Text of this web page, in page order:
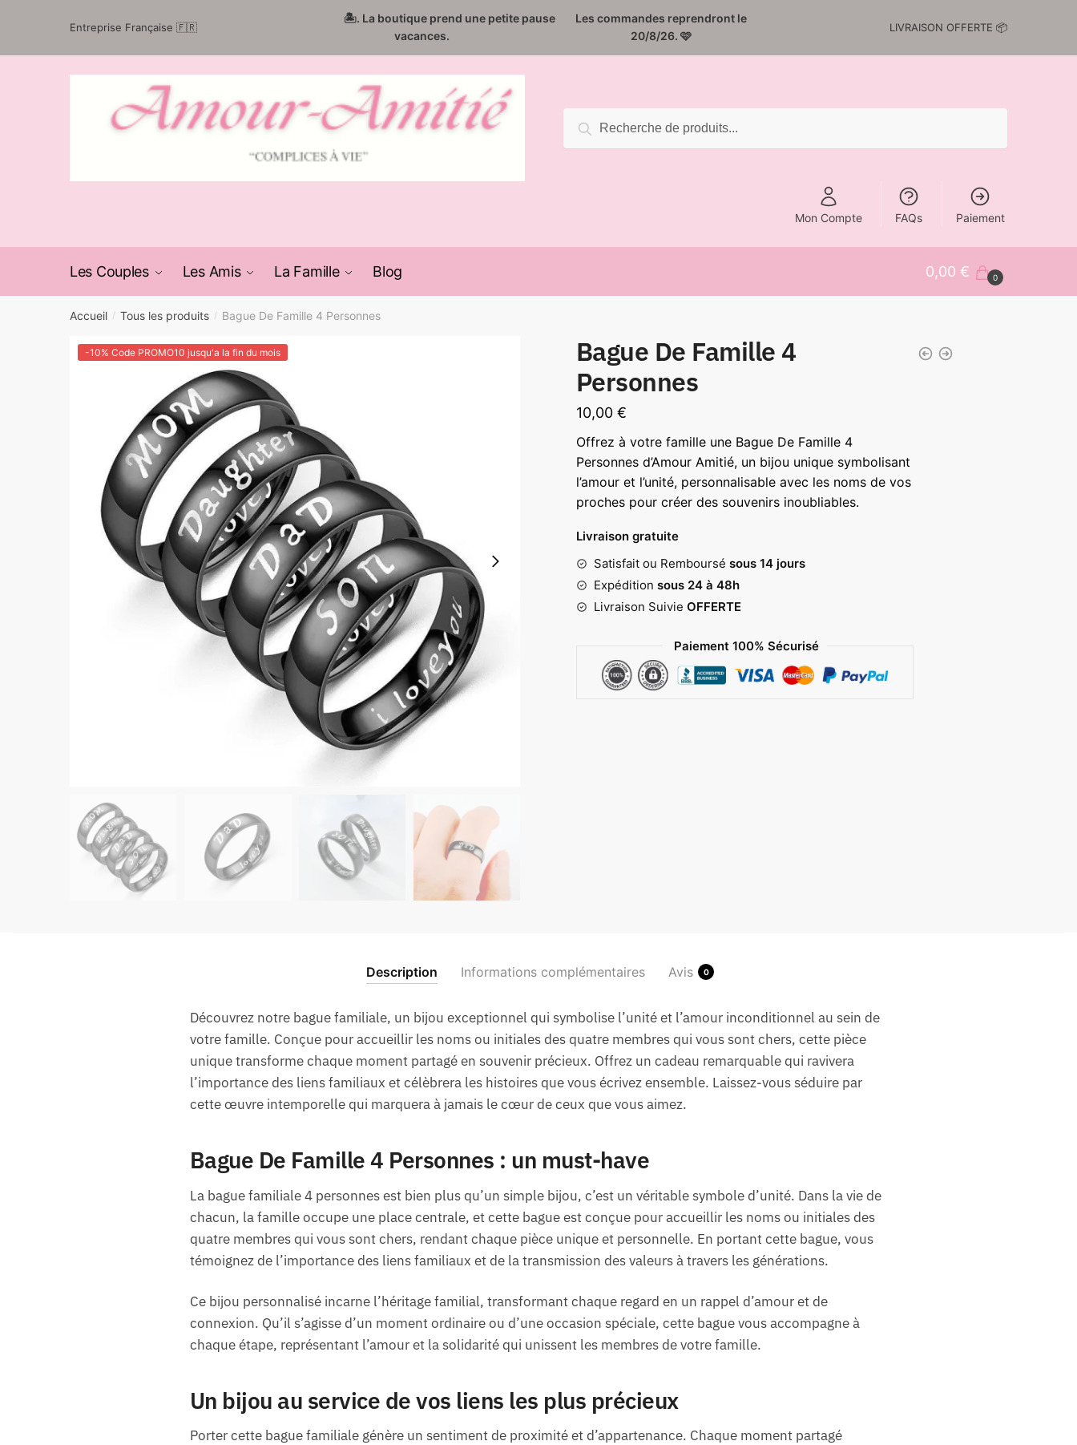
Entreprise Française 🇫🇷
🏝️. La boutique prend une petite pause
vacances.
Les commandes reprendront le
20/8/26. 🩷
LIVRAISON OFFERTE 📦
pour :
Recherche
Mon Compte FAQs Paiement
Les Couples Les Amis La Famille Blog 0,00 € 0
Accueil / Tous les produits / Bague De Famille 4 Personnes
-10% Code PROMO10 jusqu'a la fin du mois
Bague De Famille 4
Personnes
10,00 €
Offrez à votre famille une Bague De Famille 4
Personnes d’Amour Amitié, un bijou unique symbolisant
l’amour et l’unité, personnalisable avec les noms de vos
proches pour créer des souvenirs inoubliables.
Livraison gratuite
Satisfait ou Remboursé sous 14 jours
Expédition sous 24 à 48h
Livraison Suivie OFFERTE
Paiement 100% Sécurisé
Description Informations complémentaires Avis 0
Découvrez notre bague familiale, un bijou exceptionnel qui symbolise l’unité et l’amour inconditionnel au sein de
votre famille. Conçue pour accueillir les noms ou initiales des quatre membres qui vous sont chers, cette pièce
unique transforme chaque moment partagé en souvenir précieux. Offrez un cadeau remarquable qui ravivera
l’importance des liens familiaux et célèbrera les histoires que vous écrivez ensemble. Laissez-vous séduire par
cette œuvre intemporelle qui marquera à jamais le cœur de ceux que vous aimez.
Bague De Famille 4 Personnes : un must-have
La bague familiale 4 personnes est bien plus qu’un simple bijou, c’est un véritable symbole d’unité. Dans la vie de
chacun, la famille occupe une place centrale, et cette bague est conçue pour accueillir les noms ou initiales des
quatre membres qui vous sont chers, rendant chaque pièce unique et personnelle. En portant cette bague, vous
témoignez de l’importance des liens familiaux et de la transmission des valeurs à travers les générations.
Ce bijou personnalisé incarne l’héritage familial, transformant chaque regard en un rappel d’amour et de
connexion. Qu’il s’agisse d’un moment ordinaire ou d’une occasion spéciale, cette bague vous accompagne à
chaque étape, représentant l’amour et la solidarité qui unissent les membres de votre famille.
Un bijou au service de vos liens les plus précieux
Porter cette bague familiale génère un sentiment de proximité et d’appartenance. Chaque moment partagé